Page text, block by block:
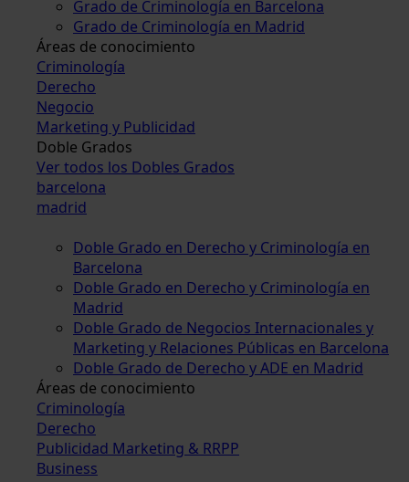
Grado de Criminología en Barcelona
Grado de Criminología en Madrid
Áreas de conocimiento
Criminología
Derecho
Negocio
Marketing y Publicidad
Doble Grados
Ver todos los Dobles Grados
barcelona
madrid
Doble Grado en Derecho y Criminología en
Barcelona
Doble Grado en Derecho y Criminología en
Madrid
Doble Grado de Negocios Internacionales y
Marketing y Relaciones Públicas en Barcelona
Doble Grado de Derecho y ADE en Madrid
Áreas de conocimiento
Criminología
Derecho
Publicidad Marketing & RRPP
Business